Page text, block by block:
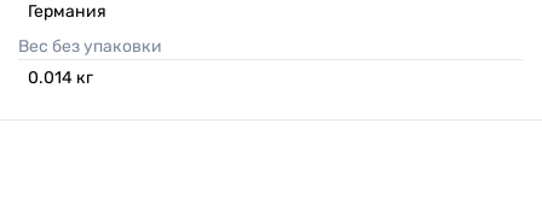
Германия
Вес без упаковки
0.014 кг